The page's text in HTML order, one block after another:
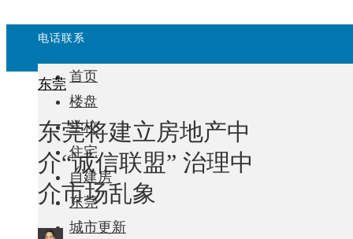
电话联系
首页
楼盘
学校
住宅
自建房
东莞
城市更新
东莞
东莞将建立房地产中
介“诚信联盟” 治理中
介市场乱象